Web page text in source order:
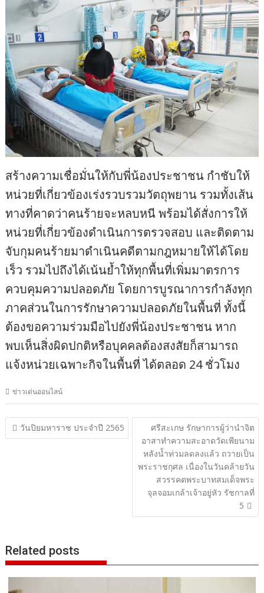
สร้างความเชื่อมั่นให้กับพี่น้องประชาชน กำชับให้
หน่วยที่เกี่ยวข้องเร่งรวบรวมวัตถุพยาน รวมทั้งเส้น
ทางที่คาดว่าคนร้ายจะหลบหนี พร้อมได้สั่งการให้
หน่วยที่เกี่ยวข้องดำเนินการตรวจสอบ และติดตาม
จับกุมคนร้ายมาดำเนินคดีตามกฎหมายให้ได้โดย
เร็ว รวมไปถึงได้เน้นย้ำให้ทุกพื้นที่เพิ่มมาตรการ
ควบคุมความปลอดภัย โดยการบูรณาการกำลังทุก
ภาคส่วนในการรักษาความปลอดภัยในพื้นที่ ทั้งนี้
ต้องขอความร่วมมือไปยังพี่น้องประชาชน หาก
พบเห็นสิ่งผิดปกติหรือบุคคลต้องสงสัยก็สามารถ
แจ้งหน่วยเฉพาะกิจในพื้นที่ ได้ตลอด 24 ชั่วโมง
ข่าวเด่นออนไลน์
แนะแนว
เรื่อง
วันปิยมหาราช ประจำปี 2565
ศรีสะเกษ รักษาการผู้ว่านำจิต
อาสาทำความสะอาดวัดเพียนาม
หลังน้ำท่วมลดลงแล้ว ถวายเป็น
พระราชกุศล เนื่องในวันคล้ายวัน
สวรรคตพระบาทสมเด็จพระ
จุลจอมเกล้าเจ้าอยู่หัว รัชกาลที่
5
Related posts